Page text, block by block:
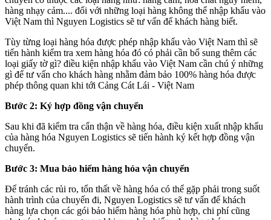
hàng nhạy cảm.... đối với những loại hàng không thể nhập khẩu vào
Việt Nam thì Nguyen Logistics sẽ tư vấn để khách hàng biết.
Tùy từng loại hàng hóa được phép nhập khẩu vào Việt Nam thì sẽ
tiến hành kiểm tra xem hàng hóa đó có phải cần bổ sung thêm các
loại giấy tờ gì? điều kiện nhập khẩu vào Việt Nam cần chú ý những
gì để tư vấn cho khách hàng nhằm đảm bảo 100% hàng hóa được
phép thông quan khi tới Cảng Cát Lái - Việt Nam
Bước 2: Ký hợp đồng vận chuyển
Sau khi đã kiểm tra cẩn thận về hàng hóa, điều kiện xuất nhập khẩu
của hàng hóa Nguyen Logistics sẽ tiến hành ký kết hợp đồng vận
chuyển.
Bước 3: Mua bảo hiểm hàng hóa vận chuyển
Để tránh các rủi ro, tổn thất về hàng hóa có thể gặp phải trong suốt
hành trình của chuyến đi, Nguyen Logistics sẽ tư vấn để khách
hàng lựa chọn các gói bảo hiểm hàng hóa phù hợp, chi phí cũng